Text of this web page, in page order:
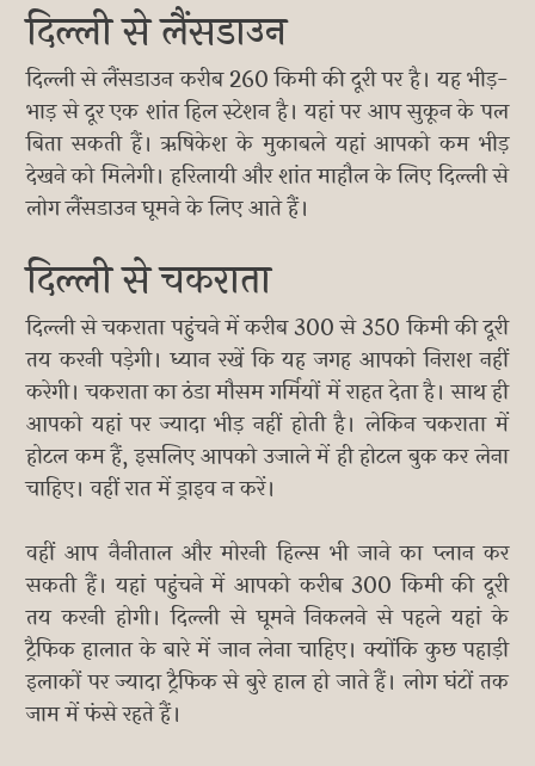
दिल्ली से लैंसडाउन
दिल्ली से लैंसडाउन करीब 260 किमी की दूरी पर है। यह भीड़-
भाड़ से दूर एक शांत हिल स्टेशन है। यहां पर आप सुकून के पल
बिता सकती हैं। ऋषिकेश के मुकाबले यहां आपको कम भीड़
देखने को मिलेगी। हरिलायी और शांत माहौल के लिए दिल्ली से
लोग लैंसडाउन घूमने के लिए आते हैं।
दिल्ली से चकराता
दिल्ली से चकराता पहुंचने में करीब 300 से 350 किमी की दूरी
तय करनी पड़ेगी। ध्यान रखें कि यह जगह आपको निराश नहीं
करेगी। चकराता का ठंडा मौसम गर्मियों में राहत देता है। साथ ही
आपको यहां पर ज्यादा भीड़ नहीं होती है। लेकिन चकराता में
होटल कम हैं, इसलिए आपको उजाले में ही होटल बुक कर लेना
चाहिए। वहीं रात में ड्राइव न करें।
वहीं आप नैनीताल और मोरनी हिल्स भी जाने का प्लान कर
सकती हैं। यहां पहुंचने में आपको करीब 300 किमी की दूरी
तय करनी होगी। दिल्ली से घूमने निकलने से पहले यहां के
ट्रैफिक हालात के बारे में जान लेना चाहिए। क्योंकि कुछ पहाड़ी
इलाकों पर ज्यादा ट्रैफिक से बुरे हाल हो जाते हैं। लोग घंटों तक
जाम में फंसे रहते हैं।